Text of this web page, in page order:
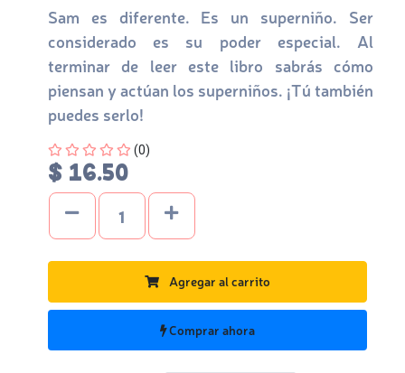
Sam es diferente. Es un superniño. Ser
considerado es su poder especial. Al
terminar de leer este libro sabrás cómo
piensan y actúan los superniños. ¡Tú también
puedes serlo!
Four out of Five Stars
(0)
$ 16.50
Agregar al carrito
Comprar ahora